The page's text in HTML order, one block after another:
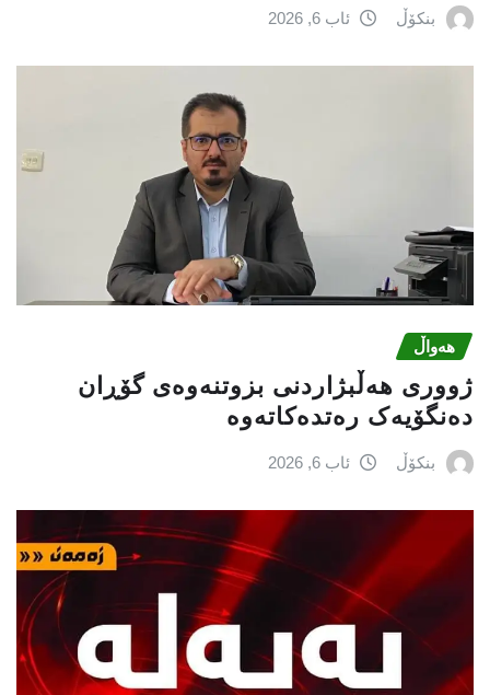
بنکۆڵ ئاب 6, 2026
هەواڵ
ژووری هەڵبژاردنی بزوتنەوەى گۆڕان
دەنگۆیەک رەتدەکاتەوە
بنکۆڵ ئاب 6, 2026